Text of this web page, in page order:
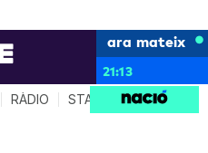
ara mateix
21:13
RÀDIO STAR SYSTEM